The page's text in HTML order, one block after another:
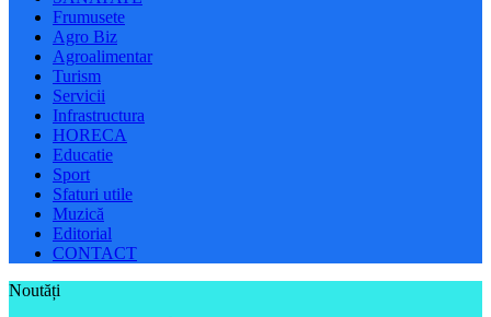
Frumusete
Agro Biz
Agroalimentar
Turism
Servicii
Infrastructura
HORECA
Educatie
Sport
Sfaturi utile
Muzică
Editorial
CONTACT
Noutăți